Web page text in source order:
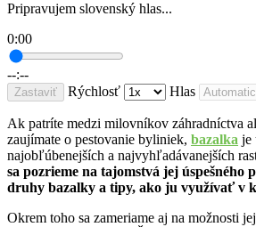
Pripravujem slovenský hlas...
0:00
--:--
Zastaviť Rýchlosť Hlas
Ak patríte medzi milovníkov záhradníctva
zaujímate o pestovanie byliniek, bazalka je
najobľúbenejších a najvyhľadávanejších
sa pozrieme na tajomstvá jej úspešného
druhy bazalky a tipy, ako ju využívať v
Okrem toho sa zameriame aj na možnosti